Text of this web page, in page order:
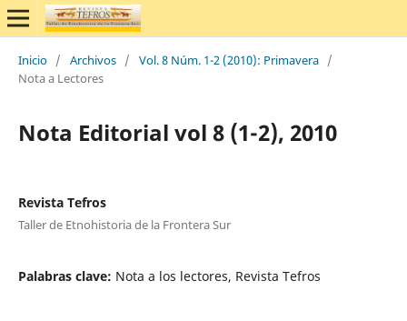
Inicio / Archivos / Vol. 8 Núm. 1-2 (2010): Primavera /
Nota a Lectores
Nota Editorial vol 8 (1-2), 2010
Revista Tefros
Taller de Etnohistoria de la Frontera Sur
Palabras clave: Nota a los lectores, Revista Tefros